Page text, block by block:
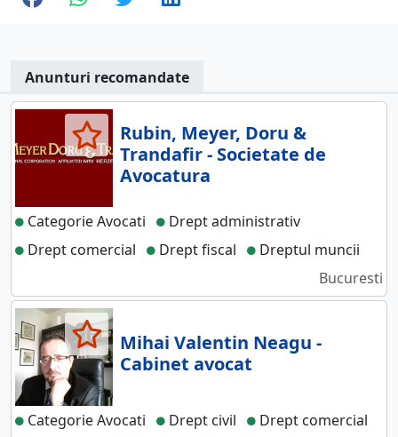
Anunturi recomandate
Rubin, Meyer, Doru &
Trandafir - Societate de
Avocatura
Categorie Avocati
Drept administrativ
Drept comercial
Drept fiscal
Dreptul muncii
Bucuresti
Mihai Valentin Neagu -
Cabinet avocat
Categorie Avocati Drept civil
Drept comercial